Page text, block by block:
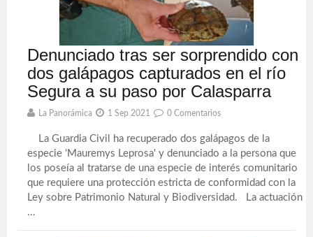
Denunciado tras ser sorprendido con
dos galápagos capturados en el río
Segura a su paso por Calasparra
La Panorámica 1 Sep 2021 0 Comentarios
La Guardia Civil ha recuperado dos galápagos de la
especie 'Mauremys Leprosa' y denunciado a la persona que
los poseía al tratarse de una especie de interés comunitario
que requiere una protección estricta de conformidad con la
Ley sobre Patrimonio Natural y Biodiversidad. La actuación
...